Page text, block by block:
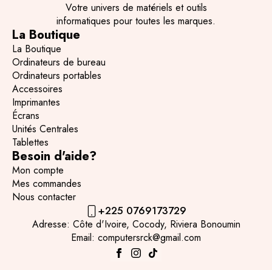
Votre univers de matériels et outils
informatiques pour toutes les marques.
La Boutique
La Boutique
Ordinateurs de bureau
Ordinateurs portables
Accessoires
Imprimantes
Écrans
Unités Centrales
Tablettes
Besoin d'aide?
Mon compte
Mes commandes
Nous contacter
+225 0769173729
Adresse: Côte d'Ivoire, Cocody, Riviera Bonoumin
Email: computersrck@gmail.com